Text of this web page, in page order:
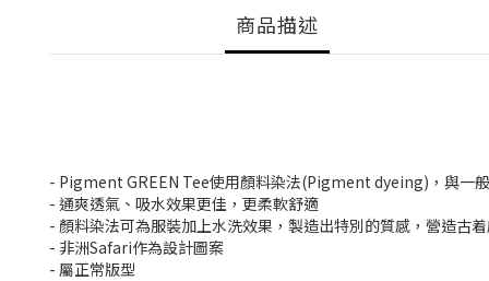
商品描述
- Pigment GREEN Tee使用顏料染法(Pigment dyeing)，與一
- 通爽透氣、吸水效果更佳，更柔軟舒適
- 顏料染法可為服裝加上水洗效果，製造出特別的質感，營造古
- 非洲Safari作為設計圖案
- 屬正常版型